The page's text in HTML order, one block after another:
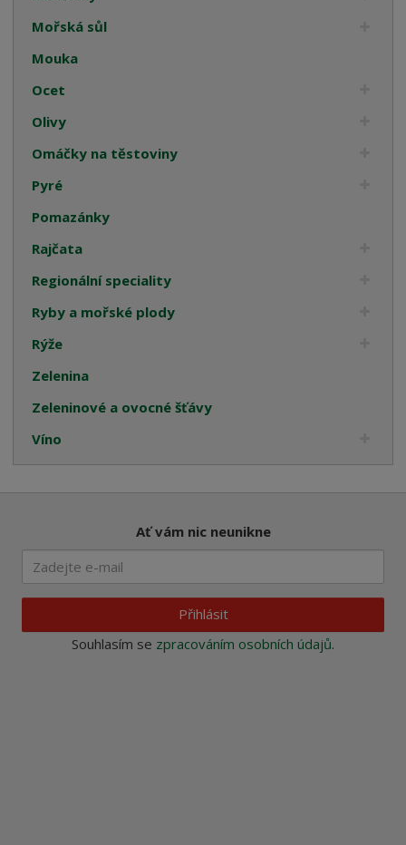
Mořská sůl
Mouka
Ocet
Olivy
Omáčky na těstoviny
Pyré
Pomazánky
Rajčata
Regionální speciality
Ryby a mořské plody
Rýže
Zelenina
Zeleninové a ovocné šťávy
Víno
Ať vám nic neunikne
Přihlásit
Souhlasím se zpracováním osobních údajů.